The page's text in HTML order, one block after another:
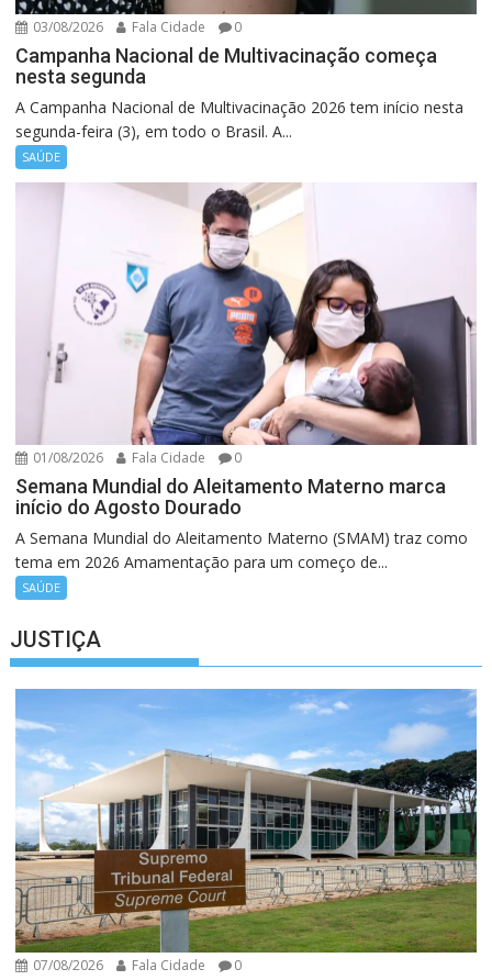
03/08/2026 Fala Cidade 0
Campanha Nacional de Multivacinação começa
nesta segunda
A Campanha Nacional de Multivacinação 2026 tem início nesta
segunda-feira (3), em todo o Brasil. A...
SAÚDE
01/08/2026 Fala Cidade 0
Semana Mundial do Aleitamento Materno marca
início do Agosto Dourado
A Semana Mundial do Aleitamento Materno (SMAM) traz como
tema em 2026 Amamentação para um começo de...
SAÚDE
JUSTIÇA
07/08/2026 Fala Cidade 0